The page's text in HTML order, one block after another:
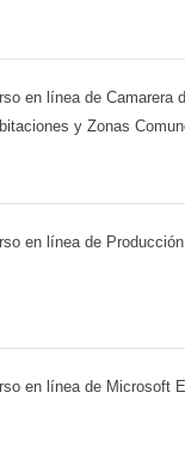
en línea de Camarera
y Zonas
en línea de
en línea de Microsoft